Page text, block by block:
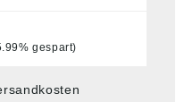
gespart)